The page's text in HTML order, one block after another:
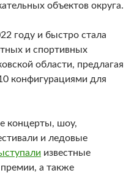
объектов округа.
году и быстро стала
и спортивных
области, предлагая
конфигурациями для
концерты, шоу,
и ледовые
известные
а также